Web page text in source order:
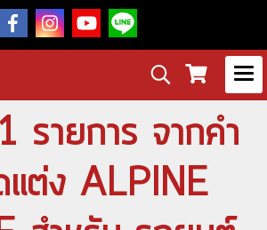
รายการ จากคำ
แต่ง ALPINE